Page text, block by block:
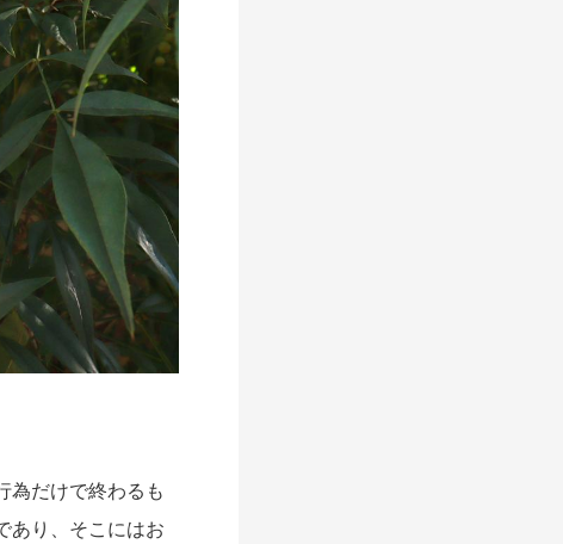
為だけで終わるも
あり、そこにはお